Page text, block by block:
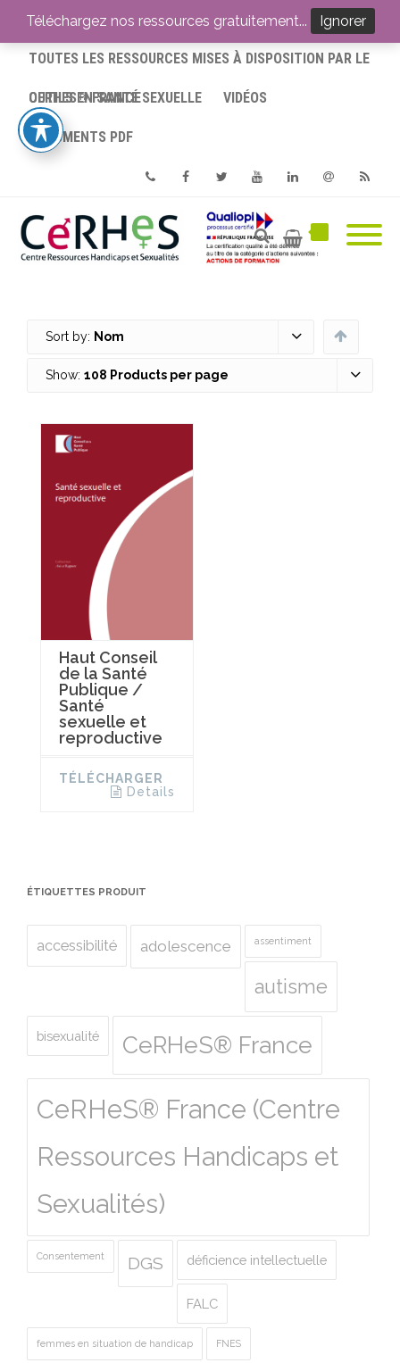
ACCUEIL
TOUTES LES RESSOURCES MISES À DISPOSITION PAR LE
CERHES® FRANCE
OUTILS EN SANTÉ SEXUELLE VIDÉOS
DOCUMENTS PDF
PhoneFacebookTwitterYoutube
Sort by: Nom
Show: 108 Products per page
Haut Conseil
de la Santé
Publique /
Santé
sexuelle et
reproductive
TÉLÉCHARGER
Details
ÉTIQUETTES PRODUIT
accessibilité adolescence assentiment
autisme
bisexualité CeRHeS® France
CeRHeS® France (Centre
Ressources Handicaps et
Sexualités)
Consentement DGS déficience intellectuelle
FALC
femmes en situation de handicap FNES
Téléchargez nos ressources gratuitement... Ignorer